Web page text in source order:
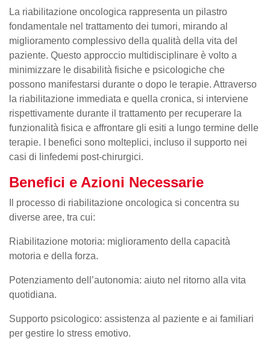
La riabilitazione oncologica rappresenta un pilastro
fondamentale nel trattamento dei tumori, mirando al
miglioramento complessivo della qualità della vita del
paziente. Questo approccio multidisciplinare è volto a
minimizzare le disabilità fisiche e psicologiche che
possono manifestarsi durante o dopo le terapie. Attraverso
la riabilitazione immediata e quella cronica, si interviene
rispettivamente durante il trattamento per recuperare la
funzionalità fisica e affrontare gli esiti a lungo termine delle
terapie. I benefici sono molteplici, incluso il supporto nei
casi di linfedemi post-chirurgici.
Benefici e Azioni Necessarie
Il processo di riabilitazione oncologica si concentra su
diverse aree, tra cui:
Riabilitazione motoria: miglioramento della capacità
motoria e della forza.
Potenziamento dell’autonomia: aiuto nel ritorno alla vita
quotidiana.
Supporto psicologico: assistenza al paziente e ai familiari
per gestire lo stress emotivo.